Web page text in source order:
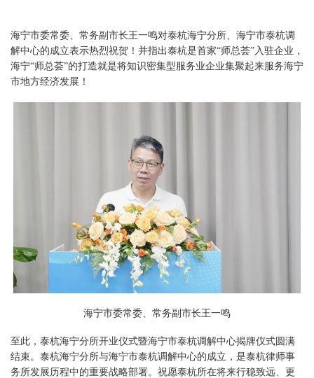
海宁市委常委、常务副市长王一鸣对泰杭海宁分所、海宁市泰杭调
解中心的成立表示热烈祝贺！并指出泰杭是首家“师总荟”入驻企业，
海宁“师总荟”的打造就是将知识密集型服务业企业集聚起来服务海宁
市地方经济发展！
海宁市委常委、常务副市长王一鸣
至此，泰杭海宁分所开业仪式暨海宁市泰杭调解中心揭牌仪式圆满
结束。泰杭海宁分所与海宁市泰杭调解中心的成立，是泰杭律师事
务所发展历程中的重要战略部署。祝愿泰杭所在将来行稳致远、更